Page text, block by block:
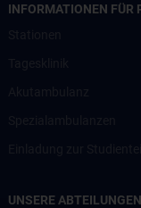
INFORMATIONEN FÜR
UNSERE ABTEILUNGEN